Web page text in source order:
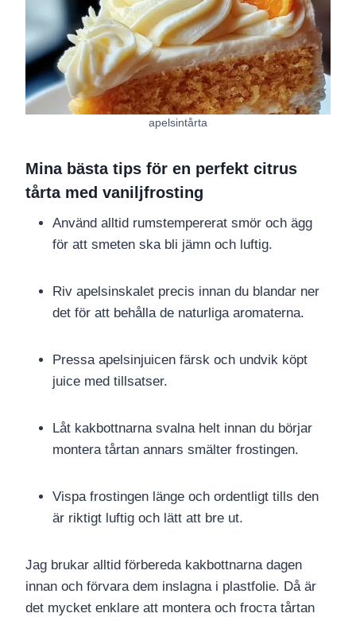
apelsintårta
Mina bästa tips för en perfekt citrus
tårta med vaniljfrosting
Använd alltid rumstempererat smör och ägg
för att smeten ska bli jämn och luftig.
Riv apelsinskalet precis innan du blandar ner
det för att behålla de naturliga aromaterna.
Pressa apelsinjuicen färsk och undvik köpt
juice med tillsatser.
Låt kakbottnarna svalna helt innan du börjar
montera tårtan annars smälter frostingen.
Vispa frostingen länge och ordentligt tills den
är riktigt luftig och lätt att bre ut.
Jag brukar alltid förbereda kakbottnarna dagen
innan och förvara dem inslagna i plastfolie. Då är
det mycket enklare att montera och froста tårtan